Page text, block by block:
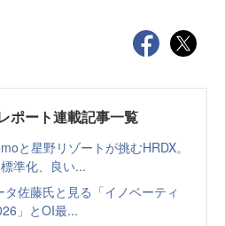
ポート連載記事一覧
と星野リゾートが挑むHRDX。
準化、良い...
佐藤氏と見る「イノベーティ
」とOI最...